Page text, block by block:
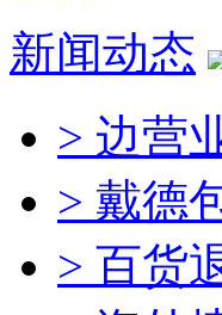
新闻动态
> 边营
> 戴德
> 百货